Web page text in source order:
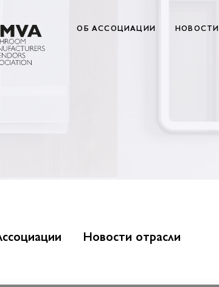
ОБ АССОЦИАЦИИ НОВОСТИ
Новости отрасли